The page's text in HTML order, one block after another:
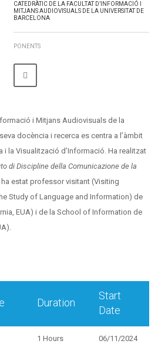
CATEDRÀTIC DE LA FACULTAT D’INFORMACIÓ I
MITJANS AUDIOVISUALS DE LA UNIVERSITAT DE
BARCELONA
PONENTS
i Mitjans Audiovisuals de la
docència i recerca es centra a l’àmbit
i la Visualització d’Informació. Ha realitzat
di Discipline della Comunicazione de la
ha estat professor visitant (Visiting
Study of Language and Information) de
EUA) i de la School of Information de
Duration
Start
Date
1 Hours 06/11/2024